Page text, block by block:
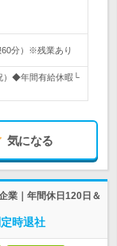
60分）※残業あり
）◆年間有給休暇└
気になる
業｜年間休日120日＆
時退社